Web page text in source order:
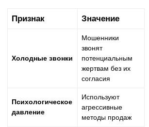
Признак Значение
Холодные звонки
Мошенники
звонят
потенциальным
жертвам без их
согласия
Психологическое
давление
Используют
агрессивные
методы продаж